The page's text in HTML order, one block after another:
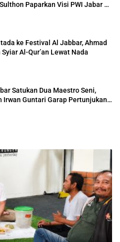
Paparkan Visi PWI Jabar di
ke Festival Al Jabbar, Ahmad
Al-Qur’an Lewat Nada
Satukan Dua Maestro Seni,
Irwan Guntari Garap Pertunjukan